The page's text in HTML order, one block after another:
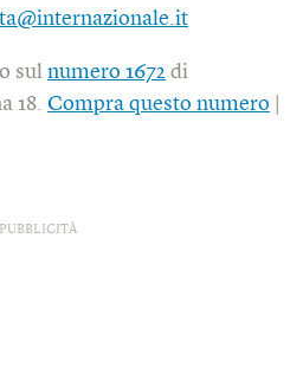
sul numero 1672 di
18. Compra questo numero
PUBBLICITÀ